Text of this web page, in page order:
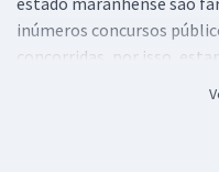
inúmeros concursos
concorridas, por isso,
para conquistar um bom
por dentro de tudo sobre